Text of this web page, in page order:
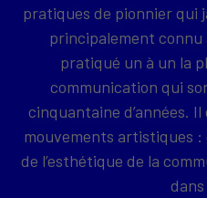
pratiques de pionnier qui
principalement connu
pratiqué un à un la
communication qui
cinquantaine d’années.
mouvements artistiques :
de l’esthétique de la
dans